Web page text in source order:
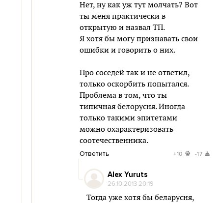
Нет, ну как уж тут молчать? Вот
ты меня практически в
открытую и назвал ТП.
Я хотя бы могу признавать свои
ошибки и говорить о них.
Про соседей так и не ответил,
только оскорбить попытался.
Проблема в том, что ты
типичная белорусня. Иногда
только такими эпитетами
можно охарактеризовать
соотечественника.
Ответить +10 -17
Alex Yuruts
26.10.2013 20:19
Тогда уже хотя бы беларусня,